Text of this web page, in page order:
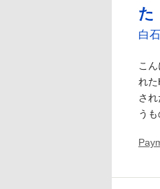
た
白
こ
れ
さ
う